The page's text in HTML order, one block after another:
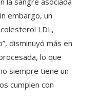
embargo, un
LDL,
disminuyó más en
lo que
siempre tiene un
cumplen con